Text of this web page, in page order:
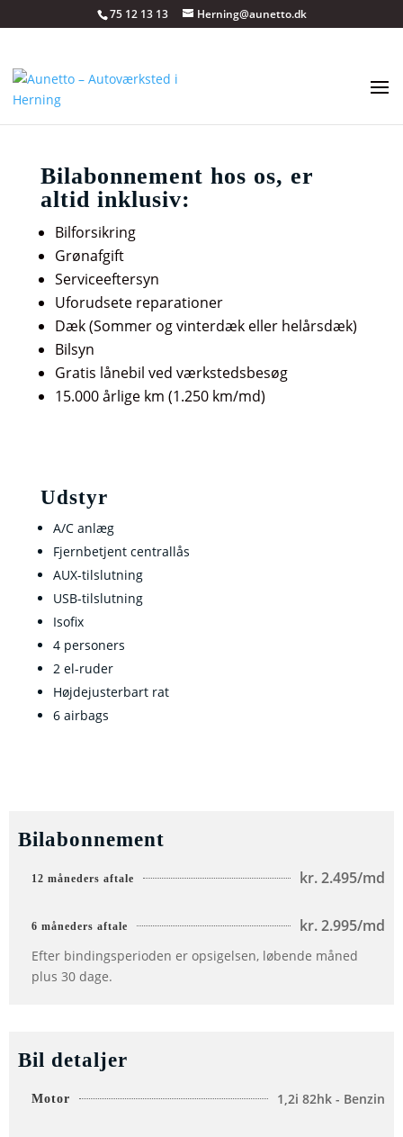
75 12 13 13 Herning@aunetto.dk
Citroen C3 #470
Bilabonnement hos os, er
altid inklusiv:
Bilforsikring
Grønafgift
Serviceeftersyn
Uforudsete reparationer
Dæk (Sommer og vinterdæk eller helårsdæk)
Bilsyn
Gratis lånebil ved værkstedsbesøg
15.000 årlige km (1.250 km/md)
Udstyr
A/C anlæg
Fjernbetjent centrallås
AUX-tilslutning
USB-tilslutning
Isofix
4 personers
2 el-ruder
Højdejusterbart rat
6 airbags
Bilabonnement
12 måneders aftale kr.2.495/md
6 måneders aftale kr.2.995/md
Efter bindingsperioden er opsigelsen, løbende måned
plus 30 dage.
Bil detaljer
Motor 1,2i 82hk - Benzin